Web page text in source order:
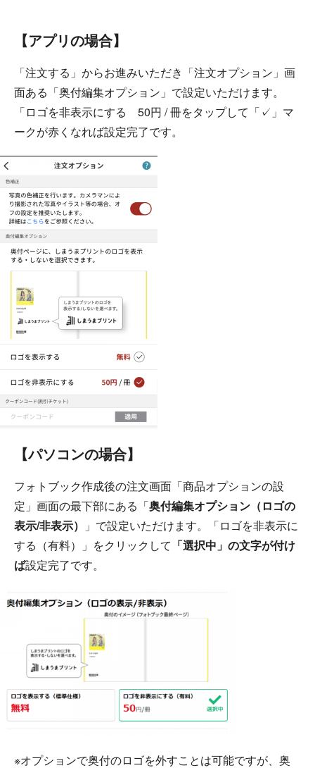
【アプリの場合】
「注文する」からお進みいただき「注文オプション」画
面ある「奥付編集オプション」で設定いただけます。
「ロゴを非表示にする 50円 / 冊をタップして「✓」マ
ークが赤くなれば設定完了です。
【パソコンの場合】
フォトブック作成後の注文画面「商品オプションの設
定」画面の最下部にある「奥付編集オプション（ロゴの
表示/非表示）
」で設定いただけます。「ロゴを非表示に
する（有料）」をクリックして 「選択中」の文字が付け
ば設定完了です。
※オプションで奥付のロゴを外すことは可能ですが、奥